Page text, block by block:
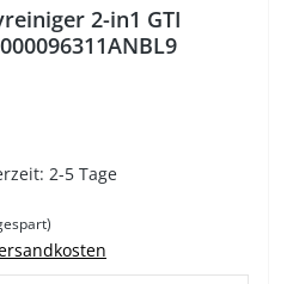
2-in1 GTI
2-5 Tage